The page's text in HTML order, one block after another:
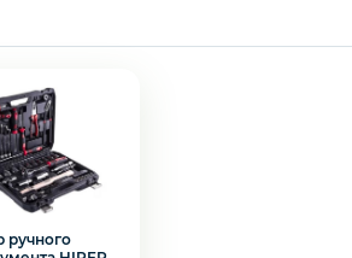
ручного